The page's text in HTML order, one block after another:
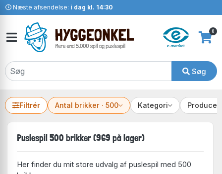
Næste afsendelse: i dag kl. 14:30
Søg
0
Filtrér Antal brikker · 500 Kategori
Puslespil 500 brikker (969 på lager)
Her finder du mit store udvalg af puslespil med 500